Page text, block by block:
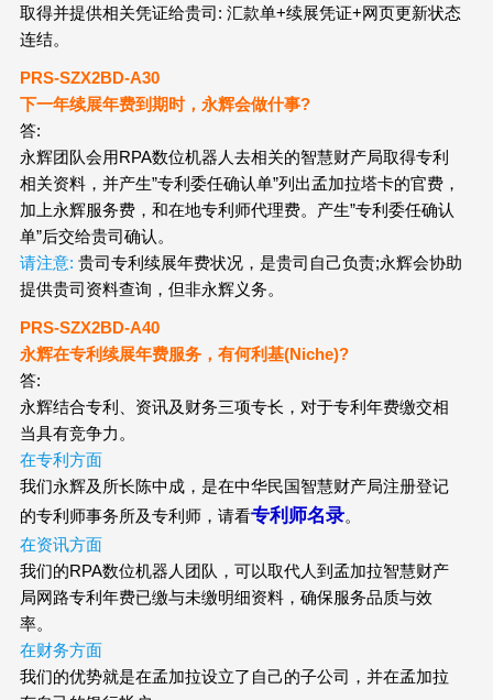
取得并提供相关凭证给贵司: 汇款单+续展凭证+网页更新状态
连结。
PRS-SZX2BD-A30
下一年续展年费到期时，永辉会做什事?
答:
永辉团队会用RPA数位机器人去相关的智慧财产局取得专利
相关资料，并产生”专利委任确认单”列出孟加拉塔卡的官费，
加上永辉服务费，和在地专利师代理费。产生”专利委任确认
单”后交给贵司确认。
请注意: 贵司专利续展年费状况，是贵司自己负责;永辉会协助
提供贵司资料查询，但非永辉义务。
PRS-SZX2BD-A40
永辉在专利续展年费服务，有何利基(Niche)?
答:
永辉结合专利、资讯及财务三项专长，对于专利年费缴交相
当具有竞争力。
在专利方面
我们永辉及所长陈中成，是在中华民国智慧财产局注册登记
的专利师事务所及专利师，请看专利师名录。
在资讯方面
我们的RPA数位机器人团队，可以取代人到孟加拉智慧财产
局网路专利年费已缴与未缴明细资料，确保服务品质与效
率。
在财务方面
我们的优势就是在孟加拉设立了自己的子公司，并在孟加拉